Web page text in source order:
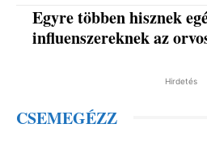
Egyre többen hisznek
influenszereknek az
Hirdetés
CSEMEGÉZZ